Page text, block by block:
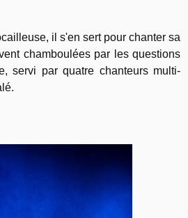
il s'en sert pour chanter sa
chamboulées par les questions
servi par quatre chanteurs multi-